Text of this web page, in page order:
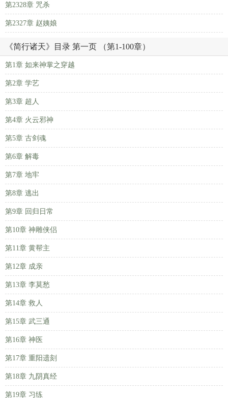
第2328章 咒杀
第2327章 赵姨娘
《简行诸天》目录 第一页 （第1-100章）
第1章 如来神掌之穿越
第2章 学艺
第3章 超人
第4章 火云邪神
第5章 古剑魂
第6章 解毒
第7章 地牢
第8章 逃出
第9章 回归日常
第10章 神雕侠侣
第11章 黄帮主
第12章 成亲
第13章 李莫愁
第14章 救人
第15章 武三通
第16章 神医
第17章 重阳遗刻
第18章 九阴真经
第19章 习练